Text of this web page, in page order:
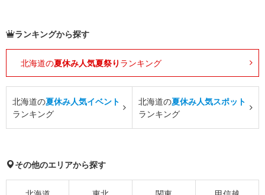
ランキングから探す
北海道の夏休み人気夏祭り ランキング
北海道の夏休み人気イベント
ランキング
北海道の夏休み人気スポット
ランキング
その他のエリアから探す